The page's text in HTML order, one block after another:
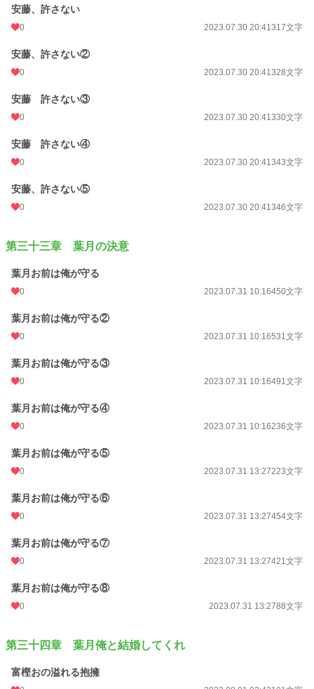
安藤、許さない
0 2023.07.30 20:41317文字
安藤、許さない②
0 2023.07.30 20:41328文字
安藤 許さない③
0 2023.07.30 20:41330文字
安藤 許さない④
0 2023.07.30 20:41343文字
安藤、許さない⑤
0 2023.07.30 20:41346文字
第三十三章 葉月の決意
葉月お前は俺が守る
0 2023.07.31 10:16450文字
葉月お前は俺が守る②
0 2023.07.31 10:16531文字
葉月お前は俺が守る③
0 2023.07.31 10:16491文字
葉月お前は俺が守る④
0 2023.07.31 10:16236文字
葉月お前は俺が守る⑤
0 2023.07.31 13:27223文字
葉月お前は俺が守る⑥
0 2023.07.31 13:27454文字
葉月お前は俺が守る⑦
0 2023.07.31 13:27421文字
葉月お前は俺が守る⑧
0 2023.07.31 13:2788文字
第三十四章 葉月俺と結婚してくれ
富樫おの溢れる抱擁